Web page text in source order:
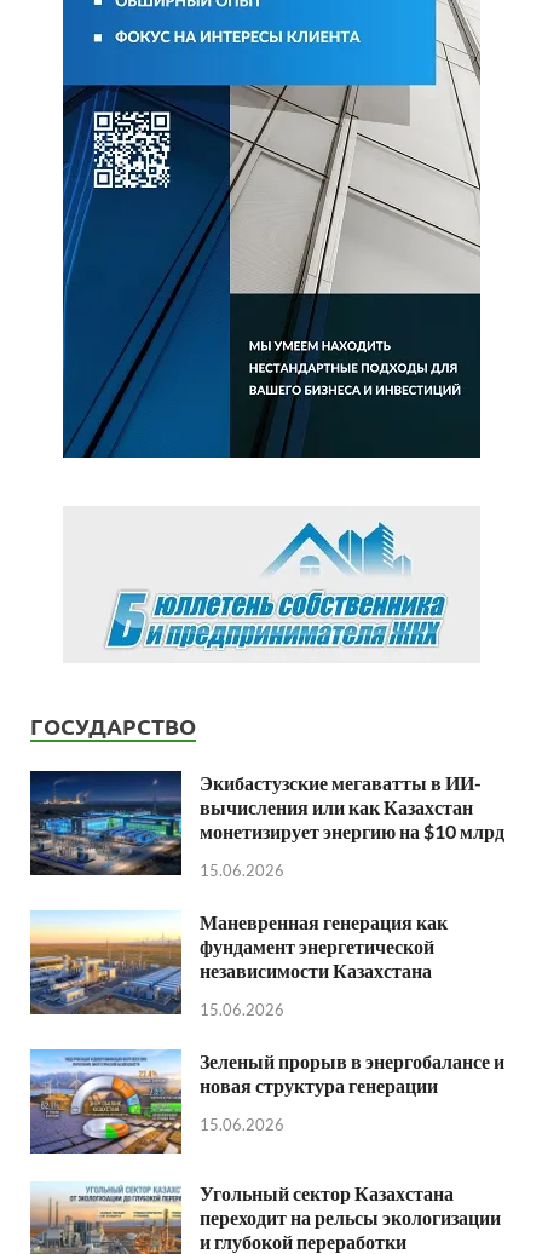
ГОСУДАРСТВО
Экибастузские мегаватты в ИИ-
вычисления или как Казахстан
монетизирует энергию на $10 млрд
15.06.2026
Маневренная генерация как
фундамент энергетической
независимости Казахстана
15.06.2026
Зеленый прорыв в энергобалансе и
новая структура генерации
15.06.2026
Угольный сектор Казахстана
переходит на рельсы экологизации
и глубокой переработки